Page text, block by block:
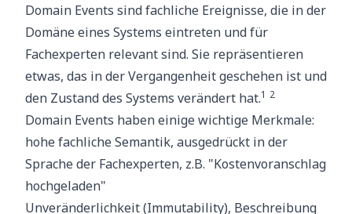
Domain Events sind fachliche Ereignisse, die in der
Domäne eines Systems eintreten und für
Fachexperten relevant sind. Sie repräsentieren
etwas, das in der Vergangenheit geschehen ist und
den Zustand des Systems verändert hat.1 2
Domain Events haben einige wichtige Merkmale:
hohe fachliche Semantik, ausgedrückt in der
Sprache der Fachexperten, z.B. "Kostenvoranschlag
hochgeladen"
Unveränderlichkeit (Immutability), Beschreibung